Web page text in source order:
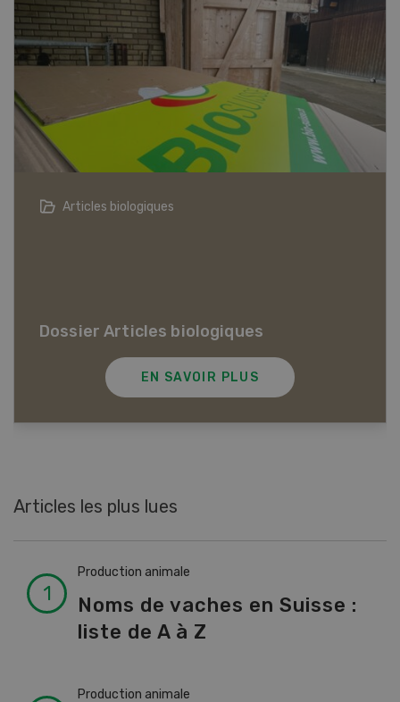
Métiers d'apprentissage dans le secteur agricole
le secteur agricole
EN SAVOIR PLUS
Articles les plus lues
Production animale
Noms de vaches en Suisse :
liste de A à Z
Production animale